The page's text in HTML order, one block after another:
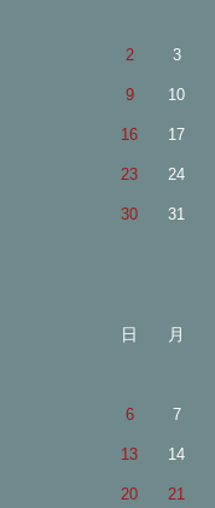
2 3
9 10
16 17
23 24
30 31
日 月
6 7
13 14
20 21